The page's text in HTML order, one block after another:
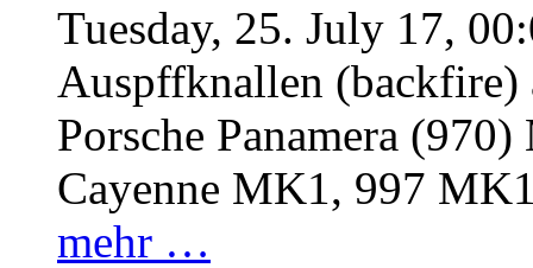
Tuesday, 25. July 17,
Auspffknallen
Porsche Panamera
Cayenne MK1, 997
mehr …